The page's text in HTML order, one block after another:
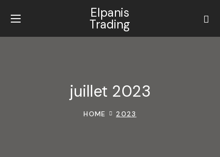
Elpanis
Trading
juillet 2023
HOME 2023